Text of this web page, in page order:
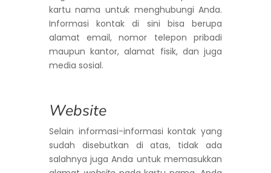
kartu nama untuk menghubungi Anda.
Informasi kontak di sini bisa berupa
alamat email, nomor telepon pribadi
maupun kantor, alamat fisik, dan juga
media sosial.
Website
Selain informasi-informasi kontak yang
sudah disebutkan di atas, tidak ada
salahnya juga Anda untuk memasukkan